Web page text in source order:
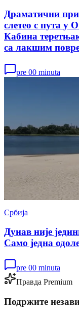
Драматични
слетео с пута у
Кабина
са лакшим
pre 00 minuta
Србија
Дунав није
Само једна
pre 00 minuta
Правда Premium
Подржите